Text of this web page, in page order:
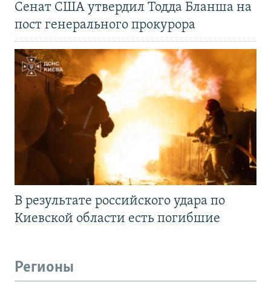
Сенат США утвердил Тодда Бланша на
пост генерального прокурора
В результате российского удара по
Киевской области есть погибшие
Регионы